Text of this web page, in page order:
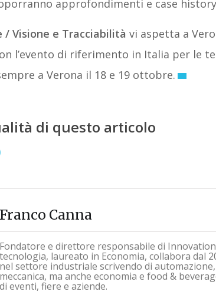
approfondimenti e case
/ Visione e Tracciabilità vi aspetta a
l’evento di riferimento in Italia per le
a Verona il 18 e 19 ottobre.
di questo articolo
Franco Canna
Fondatore e direttore responsabile di
tecnologia, laureato in Economia, collabora dal
nel settore industriale scrivendo di
meccanica, ma anche economia e food &
di eventi, fiere e aziende.